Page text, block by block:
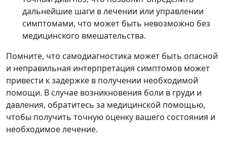
дальнейшие шаги в лечении или управлении
симптомами, что может быть невозможно без
медицинского вмешательства.
Помните, что самодиагностика может быть опасной
и неправильная интерпретация симптомов может
привести к задержке в получении необходимой
помощи. В случае возникновения боли в груди и
давления, обратитесь за медицинской помощью,
чтобы получить точную оценку вашего состояния и
необходимое лечение.